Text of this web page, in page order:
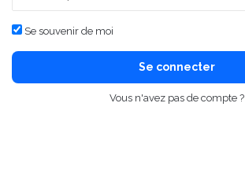
Se souvenir de moi
Se connecter
Vous n'avez pas de compte ?